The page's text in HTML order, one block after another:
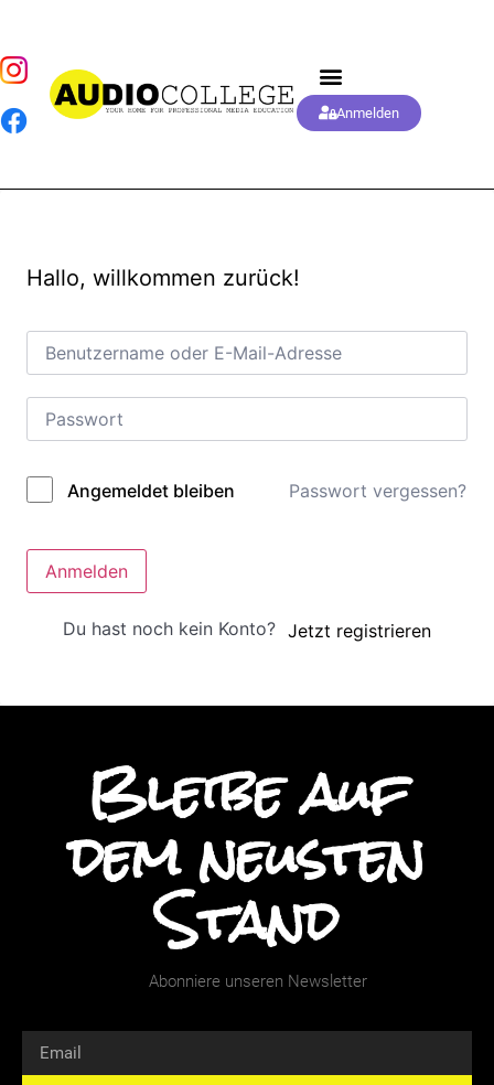
Anmelden
Hallo, willkommen zurück!
Alternative:
Angemeldet bleiben Passwort vergessen?
Anmelden
Du hast noch kein Konto? Jetzt registrieren
Bleibe auf
dem neusten
Stand
Abonniere unseren Newsletter